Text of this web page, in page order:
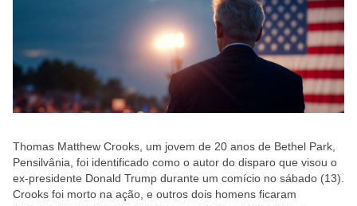
Thomas Matthew Crooks, um jovem de 20 anos de Bethel Park,
Pensilvânia, foi identificado como o autor do disparo que visou o
ex-presidente Donald Trump durante um comício no sábado (13).
Crooks foi morto na ação, e outros dois homens ficaram